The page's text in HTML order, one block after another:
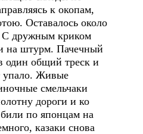
к окопам,
Оставалось около
С дружным криком
на штурм. Пачечный
один общий треск и
упало. Живые
смельчаки
дороги и ко
по японцам на
казаки снова